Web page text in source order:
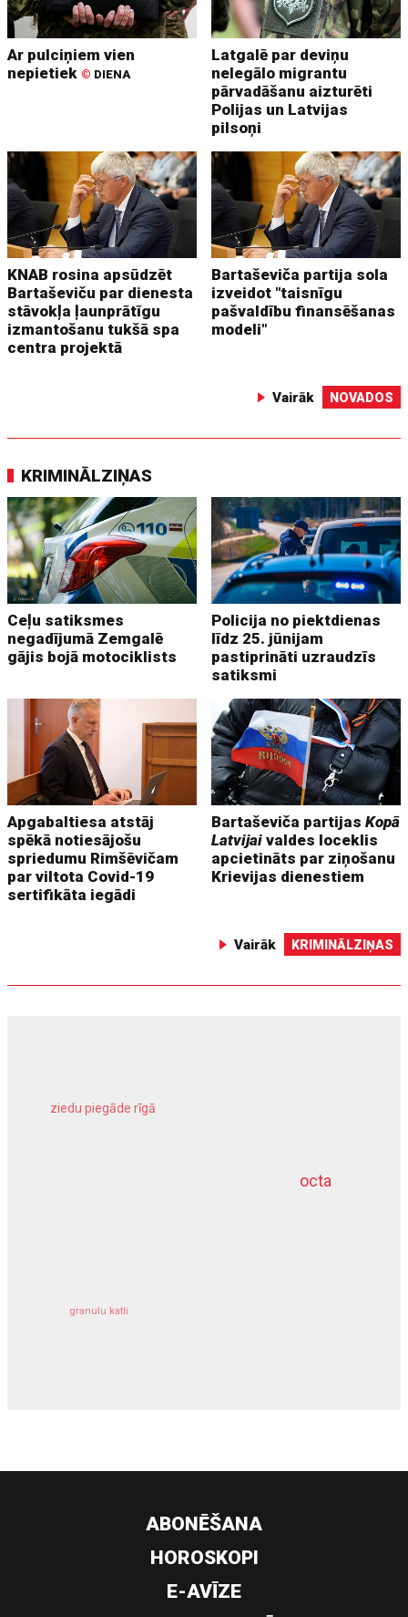
Ar pulciņiem vien
nepietiek © DIENA
Latgalē par deviņu
nelegālo migrantu
pārvadāšanu aizturēti
Polijas un Latvijas
pilsoņi
KNAB rosina apsūdzēt
Bartaševiču par dienesta
stāvokļa ļaunprātīgu
izmantošanu tukšā spa
centra projektā
Bartaševiča partija sola
izveidot "taisnīgu
pašvaldību finansēšanas
modeli"
Vairāk NOVADOS
KRIMINĀLZIŅAS
Ceļu satiksmes
negadījumā Zemgalē
gājis bojā motociklists
Policija no piektdienas
līdz 25. jūnijam
pastiprināti uzraudzīs
satiksmi
Apgabaltiesa atstāj
spēkā notiesājošu
spriedumu Rimšēvičam
par viltota Covid-19
sertifikāta iegādi
Bartaševiča partijasKopā
Latvijai valdes loceklis
apcietināts par ziņošanu
Krievijas dienestiem
Vairāk KRIMINĀLZIŅAS
octa
ziedu piegāde rīgā
granulu katli
dziļurbums
ABONĒŠANA
HOROSKOPI
E-AVĪZE